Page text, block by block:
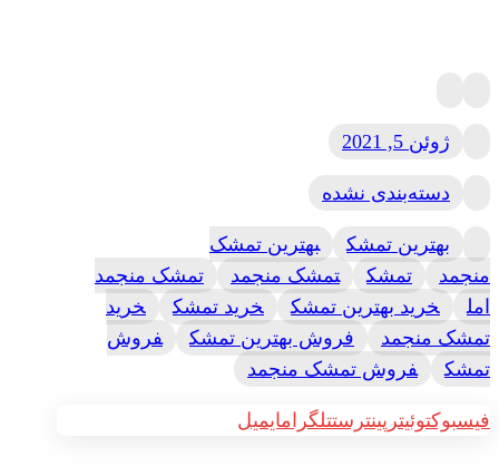
ژوئن 5, 2021
دسته‌بندی نشده
بهترین تمشک
بهترین تمشک
منجمد
تمشک تمشک منجمد
تمشک منجمد
امل
خرید بهترین تمشک خرید تمشک
خرید
تمشک منجمد
فروش بهترین تمشک
فروش
تمشک
فروش تمشک منجمد
فیسبوکتوئیتر پینترستتلگرامایمیل